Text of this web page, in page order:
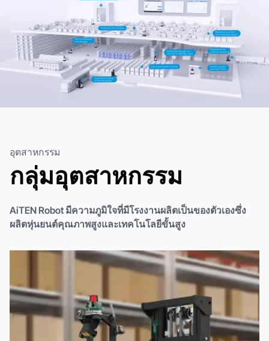
อุตสาหกรรม
กลุ่มอุตสาหกรรม
AiTEN Robot มีความภูมิใจที่มีโรงงานผลิตเป็นของตัวเองซึ่ง
ผลิตหุ่นยนต์คุณภาพสูงและเทคโนโลยีขั้นสูง